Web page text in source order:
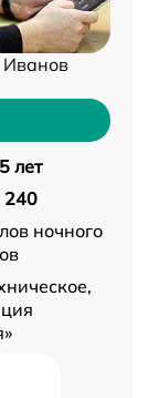
Иванов
5 лет
240
ночного